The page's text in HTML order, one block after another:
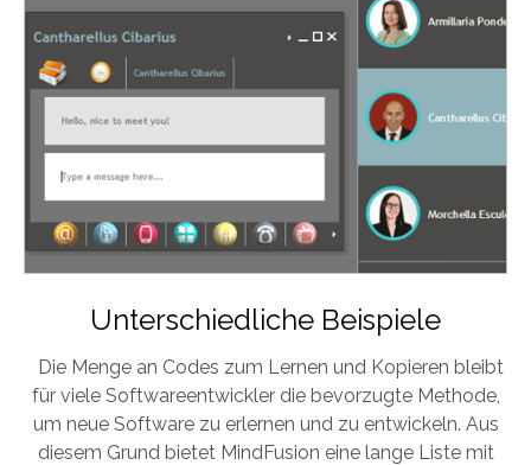
Unterschiedliche Beispiele
Die Menge an Codes zum Lernen und Kopieren bleibt
für viele Softwareentwickler die bevorzugte Methode,
um neue Software zu erlernen und zu entwickeln. Aus
diesem Grund bietet MindFusion eine lange Liste mit